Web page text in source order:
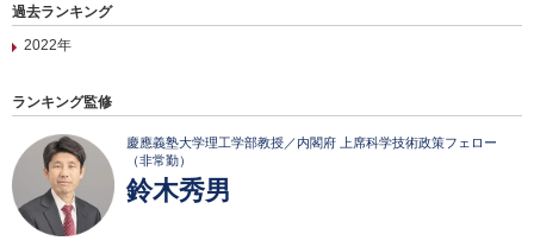
過去ランキング
2022年
ランキング監修
慶應義塾大学理工学部教授／内閣府 上席科学技術政策フェロー
（非常勤）
鈴木秀男